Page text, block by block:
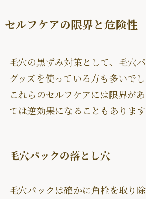
セルフケアの限界と危険性
毛穴の黒ずみ対策として、毛穴
グッズを使っている方も多いでし
これらのセルフケアには限界が
ては逆効果になることもあります
毛穴パックの落とし穴
毛穴パックは確かに角栓を取り